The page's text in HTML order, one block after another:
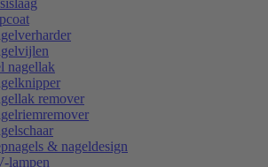
nagellak
remover
& nageldesign
lampen